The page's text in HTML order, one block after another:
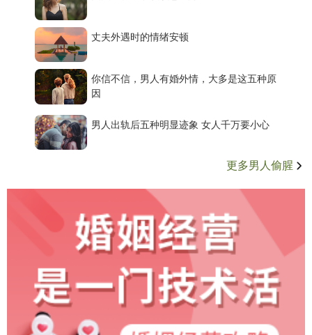
丈夫外遇时的情绪安顿
你信不信，男人有婚外情，大多是这五种原
因
男人出轨后五种明显迹象 女人千万要小心
更多男人偷腥